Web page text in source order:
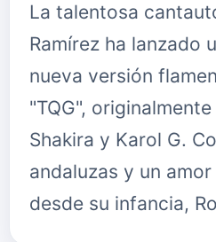
La talentosa
Ramírez ha lanzado
nueva versión
"TQG",
Shakira y Karol G.
andaluzas y un
desde su infancia,